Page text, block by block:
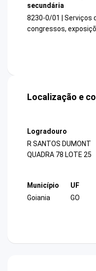
secundária
8230-0/01 | Serviços
congressos,
Localização e
Logradouro
R SANTOS DUMONT
QUADRA 78 LOTE 25
Município
Goiania
UF
GO